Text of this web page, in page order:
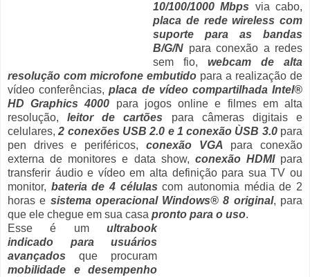
10/100/1000 Mbps via cabo,
placa de rede wireless com
suporte para as bandas
B/G/N para conexão a redes
sem fio, webcam de alta
resolução com microfone embutido para a realização de
vídeo conferências,placa de vídeo compartilhada Intel®
HD Graphics 4000 para jogos online e filmes em alta
resolução,leitor de cartões para câmeras digitais e
celulares,2 conexões USB 2.0 e 1 conexão ÙSB 3.0para
pen drives e periféricos, conexão VGA para conexão
externa de monitores e data show, conexão HDMIpara
transferir áudio e vídeo em alta definição para sua TV ou
monitor, bateria de 4 células com autonomia média de 2
horas e sistema operacional Windows® 8 original, para
que ele chegue em sua casa pronto para o uso.
Esse é um ultrabook
indicado para usuários
avançados que procuram
mobilidade e desempenho